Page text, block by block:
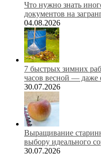
Что нужно знать
документов на
04.08.2026
7 быстрых зимних
часов весной — даже
30.07.2026
Выращивание
выбору идеального
30.07.2026